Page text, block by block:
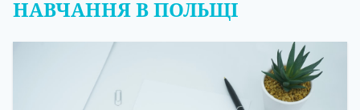
НАВЧАННЯ В ПОЛЬЩІ